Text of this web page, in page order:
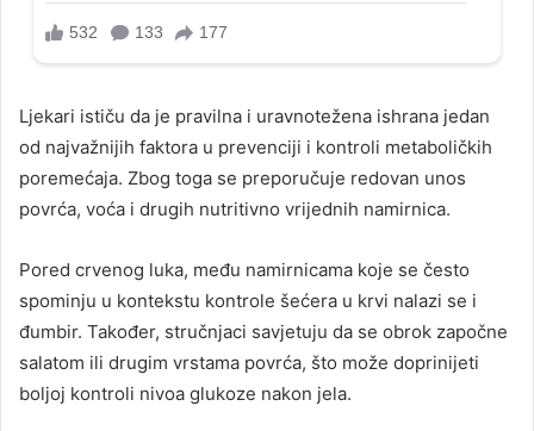
Ljekari ističu da je pravilna i uravnotežena ishrana jedan
od najvažnijih faktora u prevenciji i kontroli metaboličkih
poremećaja. Zbog toga se preporučuje redovan unos
povrća, voća i drugih nutritivno vrijednih namirnica.
Pored crvenog luka, među namirnicama koje se često
spominju u kontekstu kontrole šećera u krvi nalazi se i
đumbir. Također, stručnjaci savjetuju da se obrok započne
salatom ili drugim vrstama povrća, što može doprinijeti
boljoj kontroli nivoa glukoze nakon jela.